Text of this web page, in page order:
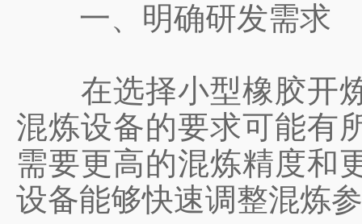
一、明确研发需求
在选择小型橡胶开炼
混炼设备的要求可能有
需要更高的混炼精度和
设备能够快速调整混炼